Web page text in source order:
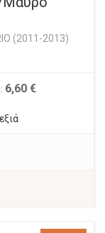
(2011-2013)
6,60 €